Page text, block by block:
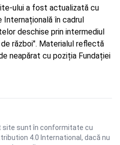
ului a fost actualizată cu
Internațională în cadrul
deschise prin intermediul
război". Materialul reflectă
neapărat cu poziția Fundației
site sunt în conformitate cu
4.0 International , dacă nu